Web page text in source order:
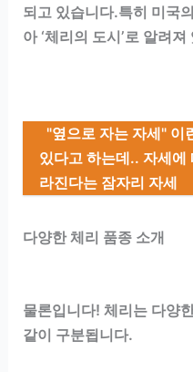
되고 있습니다.특히 미국
아 ‘체리의 도시’로 알려
"옆으로 자는 자세" 이
있다고 하는데.. 자세에
라진다는 잠자리 자세
다양한 체리 품종 소개
물론입니다! 체리는 다양
같이 구분됩니다.